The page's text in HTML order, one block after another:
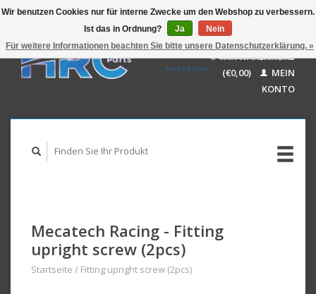
GBP
USD
AUD
Deutsch
English
IHR WARENKORB
(€0,00)
MEIN
KONTO
Mecatech Racing - Fitting
upright screw (2pcs)
Startseite / Fitting upright screw (2pcs)
Wir benutzen Cookies nur für interne Zwecke um den Webshop zu verbessern.
Ist das in Ordnung?
Ja
Nein
Für weitere Informationen beachten Sie bitte unsere Datenschutzerklärung. »